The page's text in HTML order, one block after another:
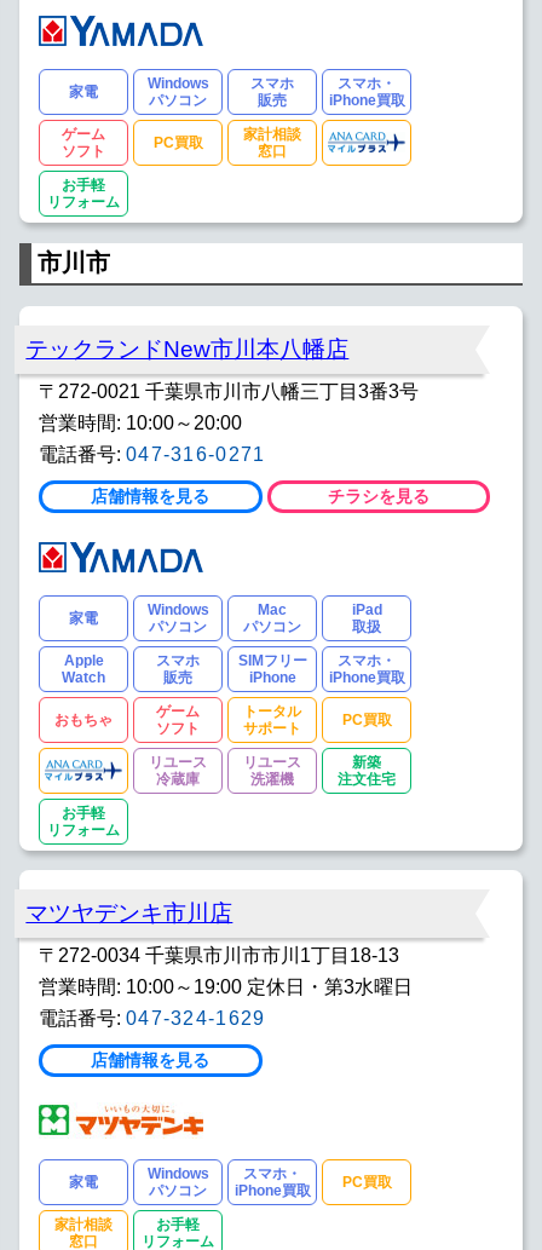
家電
Windows
パソコン
スマホ
販売
スマホ・
iPhone買取
ゲーム
ソフト
PC買取
家計相談
窓口
お手軽
リフォーム
市川市
テックランドNew市川本八幡店
〒272-0021 千葉県市川市八幡三丁目3番3号
営業時間: 10:00～20:00
電話番号: 047-316-0271
店舗情報を見る チラシを見る
家電
Windows
パソコン
Mac
パソコン
iPad
取扱
Apple
Watch
スマホ
販売
SIMフリー
iPhone
スマホ・
iPhone買取
おもちゃ
ゲーム
ソフト
トータル
サポート
PC買取
リユース
冷蔵庫
リユース
洗濯機
新築
注文住宅
お手軽
リフォーム
マツヤデンキ市川店
〒272-0034 千葉県市川市市川1丁目18-13
営業時間: 10:00～19:00 定休日・第3水曜日
電話番号: 047-324-1629
店舗情報を見る
家電
Windows
パソコン
スマホ・
iPhone買取
PC買取
家計相談
窓口
お手軽
リフォーム